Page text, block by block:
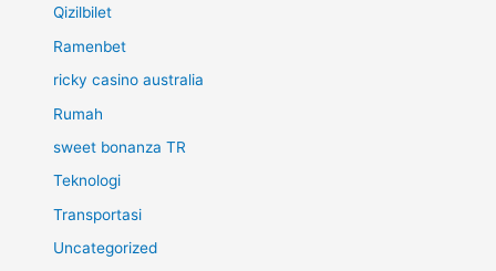
Qizilbilet
Ramenbet
ricky casino australia
Rumah
sweet bonanza TR
Teknologi
Transportasi
Uncategorized